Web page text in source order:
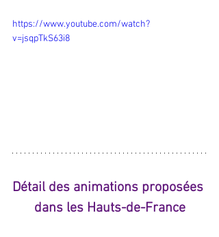
https://www.youtube.com/watch?
v=jsqpTkS63i8
Détail des animations proposées
dans les Hauts-de-France